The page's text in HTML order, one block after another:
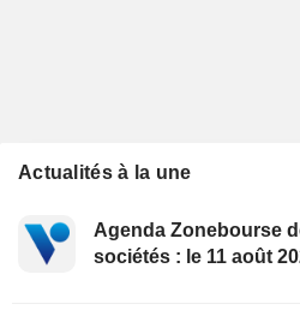
Actualités à la une
Agenda Zonebourse
sociétés : le 11 août